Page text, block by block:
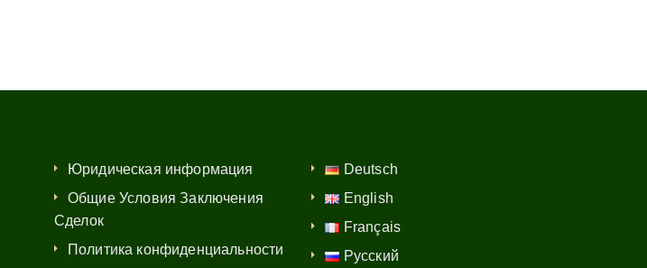
Юридическая информация
Общие Условия Заключения
Сделок
Политика конфиденциальности
Deutsch
English
Français
Русский